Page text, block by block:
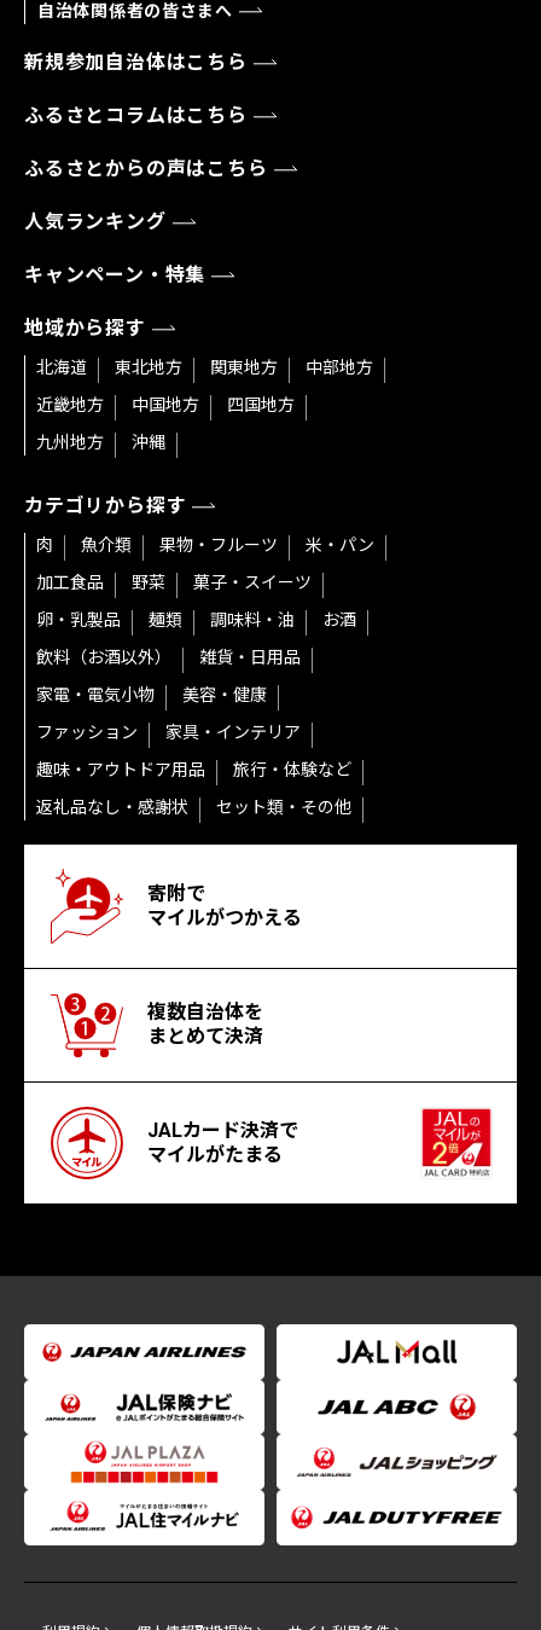
自治体関係者の皆さまへ
新規参加自治体はこちら
ふるさとコラムはこちら
ふるさとからの声はこちら
人気ランキング
キャンペーン・特集
地域から探す
北海道 東北地方 関東地方
中部地方
近畿地方
中国地方
四国地方
九州地方
沖縄
カテゴリから探す
肉 魚介類 果物・フルーツ
米・パン
加工食品
野菜
菓子・スイーツ
卵・乳製品
麺類 調味料・油
お酒
飲料（お酒以外）
雑貨・日用品
家電・電気小物
美容・健康
ファッション
家具・インテリア
趣味・アウトドア用品
旅行・体験など
返礼品なし・感謝状
セット類・その他
寄附で
マイルがつかえる
複数自治体を
まとめて決済
JALカード決済で
マイルがたまる